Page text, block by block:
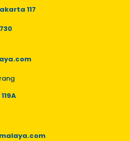
117